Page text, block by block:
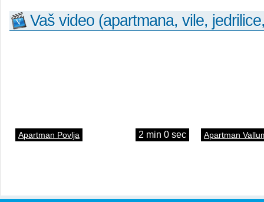
Vaš video (apartmana, vile,
Apartman Povlja 2 min 0 sec Apartman